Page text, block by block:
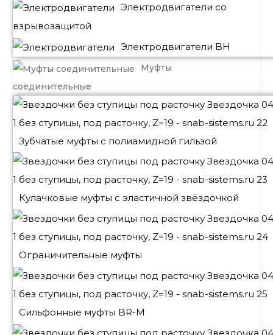
Электродвигатели со
взрывозащитой
Электродвигатели BH
Муфты
соединительные
Зубчатые муфты с полиамидной гильзой
Кулачковые муфты с эластичной звёздочкой
Ограничительные муфты
Сильфонные муфты BR-M